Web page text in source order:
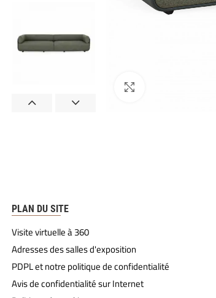
PLAN DU SITE
Visite virtuelle à 360
Adresses des salles d'exposition
PDPL et notre politique de confidentialité
Avis de confidentialité sur Internet